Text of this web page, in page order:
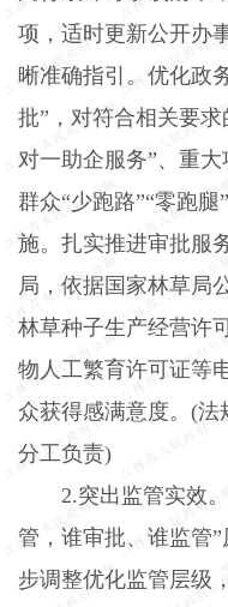
项，适时更新公开办
晰准确指引。优化政
批”，对符合相关要
对一助企服务”、重
群众“少跑路”“零跑
施。扎实推进审批服
局，依据国家林草局
林草种子生产经营许
物人工繁育许可证等
众获得感满意度。 (法
分工负责)
2.突出监管实效
管，谁审批、谁监管
步调整优化监管层级